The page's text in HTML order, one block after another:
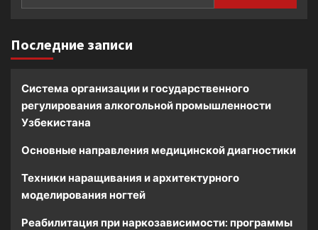
Последние записи
Система организации и государственного
регулирования алкогольной промышленности
Узбекистана
Основные направления медицинской диагностики
Техники наращивания и архитектурного
моделирования ногтей
Реабилитация при наркозависимости: программы